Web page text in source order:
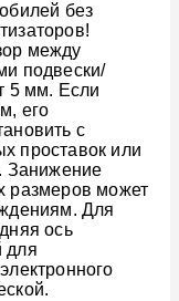
без
между
подвески/
5 мм. Если
его
с
проставок или
Занижение
размеров может
Для
ось
для